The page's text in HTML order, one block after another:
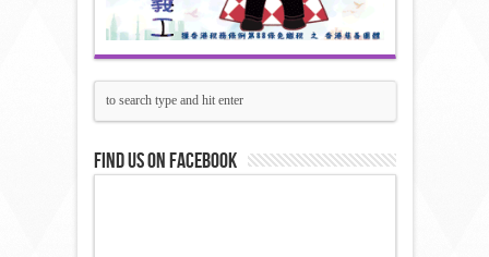
Find us on Facebook